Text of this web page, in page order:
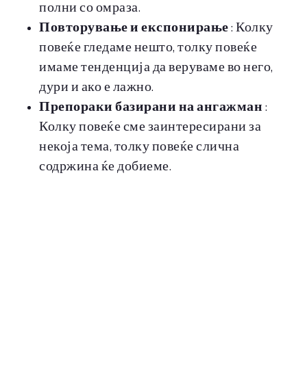
полни со омраза.
Повторување и експонирање : Колку
повеќе гледаме нешто, толку повеќе
имаме тенденција да веруваме во него,
дури и ако е лажно.
Препораки базирани на ангажман :
Колку повеќе сме заинтересирани за
некоја тема, толку повеќе слична
содржина ќе добиеме.